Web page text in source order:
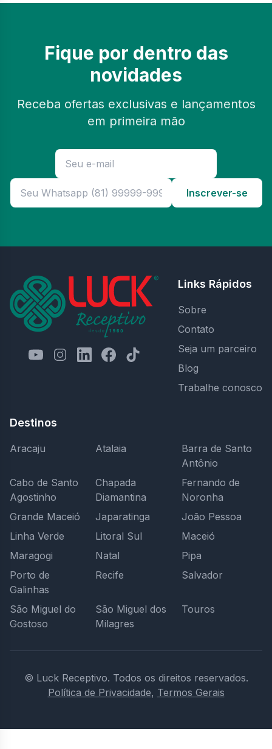
Fique por dentro das
novidades
Receba ofertas exclusivas e lançamentos
em primeira mão
Inscrever-se
Links Rápidos
Sobre
Contato
Seja um parceiro
Blog
Trabalhe conosco
Destinos
Aracaju Atalaia
Barra de Santo
Antônio
Cabo de Santo
Agostinho
Chapada
Diamantina
Fernando de
Noronha
Grande Maceió
Japaratinga
João Pessoa
Linha Verde
Litoral Sul
Maceió
Maragogi
Natal
Pipa
Porto de
Galinhas
Recife Salvador
São Miguel do
Gostoso
São Miguel dos
Milagres
Touros
© Luck Receptivo. Todos os direitos reservados.
Política de Privacidade, Termos Gerais